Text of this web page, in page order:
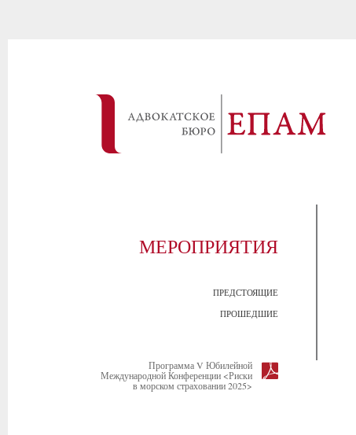
МЕРОПРИЯТИЯ
ПРЕДСТОЯЩИЕ
ПРОШЕДШИЕ
Программа V Юбилейной
Международной Конференции <Риски
в морском страховании 2025>